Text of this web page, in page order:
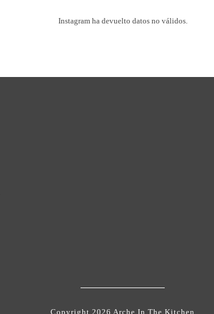
Instagram ha devuelto datos no válidos.
Copyright 2026 Arche In The Kitchen